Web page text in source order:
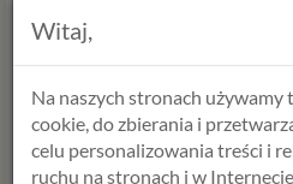
zastanowić się nad tym,
pomyśli czy poczuje moja
sprawy na ostrzu noża,
prawdziwe potrzeby.
Niezależnie od tego, którą
o tym, że osoba po drugiej
dobre powody, nawet jeśli
Witaj,
Na naszych stronach
cookie, do zbierania i
celu personalizowania treści i
ruchu na stronach i w